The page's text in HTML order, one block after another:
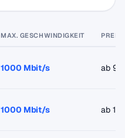
MAX. GESCHWINDIGKEIT PREIS
1000 Mbit/s ab
1000 Mbit/s ab